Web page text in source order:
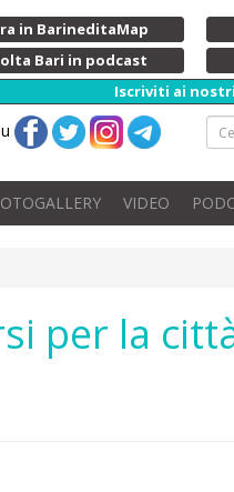
in BarineditaMap
Bari in podcast
Iscriviti ai
VIDEO
per la